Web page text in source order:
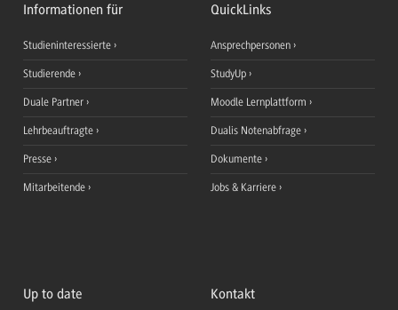
Informationen für
Studieninteressierte
Studierende
Duale Partner
Lehrbeauftragte
Presse
Mitarbeitende
QuickLinks
Ansprechpersonen
StudyUp
Moodle Lernplattform
Dualis Notenabfrage
Dokumente
Jobs & Karriere
Up to date Kontakt